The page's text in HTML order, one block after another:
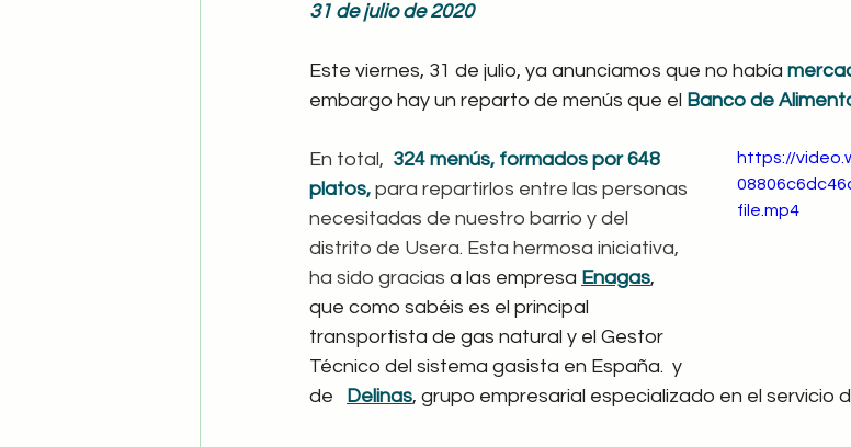
31 de julio de 2020
Este viernes, 31 de julio, ya anunciamos que no había
embargo hay un reparto de menús que el Banco de
https://
file.mp4
En total, 324 menús, formados por 648
platos, para repartirlos entre las personas
necesitadas de nuestro barrio y del
distrito de Usera. Esta hermosa iniciativa,
ha sido gracias a las empresa Enagas,
que como sabéis es el principal
transportista de gas natural y el Gestor
Técnico del sistema gasista en España.  y
de
Delinas, grupo empresarial especializado en el servicio